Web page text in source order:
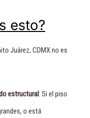
esto?
Juárez, CDMX no es
estructural: Si el piso
o está